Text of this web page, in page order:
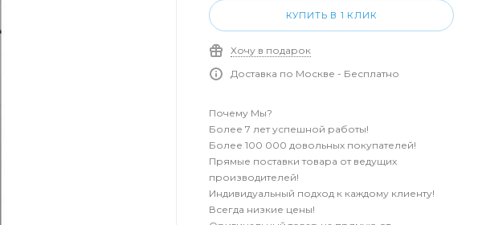
КУПИТЬ В 1 КЛИК
Хочу в подарок
Доставка по Москве - Бесплатно
Почему Мы?
Более 7 лет успешной работы!
Более 100 000 довольных покупателей!
Прямые поставки товара от ведущих
производителей!
Индивидуальный подход к каждому клиенту!
Всегда низкие цены!